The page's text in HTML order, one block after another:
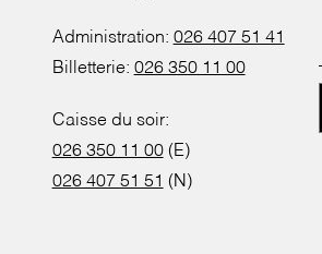
Administration: 026 407 51 41
Billetterie: 026 350 11 00
Caisse du soir:
026 350 11 00(E)
026 407 51 51 (N)